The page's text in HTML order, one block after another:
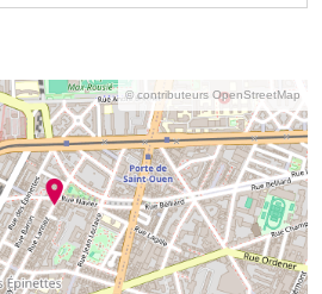
© contributeurs OpenStreetMap